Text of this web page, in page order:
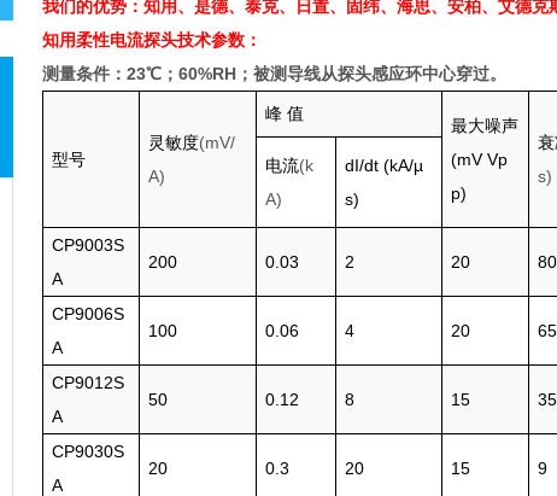
我们的优势：知用、是德、泰克、日置、固纬、海思、安柏、艾德克
知用柔性电流探头技术参数：
测量条件： 23℃； 60%RH ；被测导线从探头感应环中心穿过。
型号
灵敏度(mV/
A)
峰 值
最大噪声
(mV Vp
p)
s)
电流(k
A)
dI/dt (kA/µ
s)
CP9003S
A
200 0.03 2 20 80
CP9006S
A
100 0.06 4 20 65
CP9012S
A
50 0.12 8 15 35
CP9030S
A
20 0.3 20 15 9